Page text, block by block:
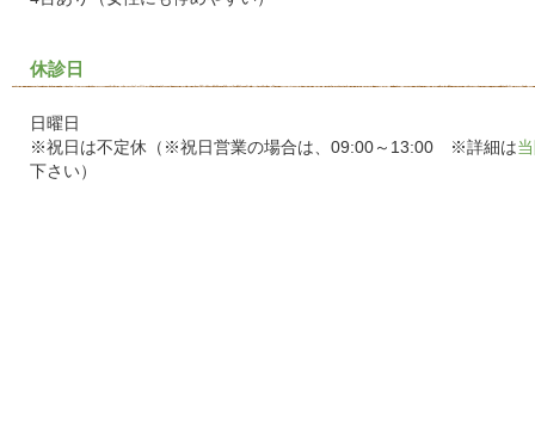
休診日
日曜日
※祝日は不定休（※祝日営業の場合は、09:00～13:00 ※詳細は
下さい）